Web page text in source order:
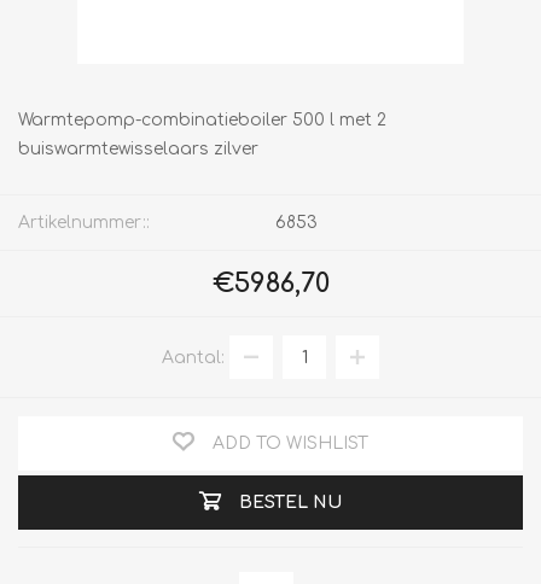
Warmtepomp-combinatieboiler 500 l met 2
buiswarmtewisselaars zilver
Artikelnummer:: 6853
€5986,70
Aantal:
ADD TO WISHLIST
BESTEL NU